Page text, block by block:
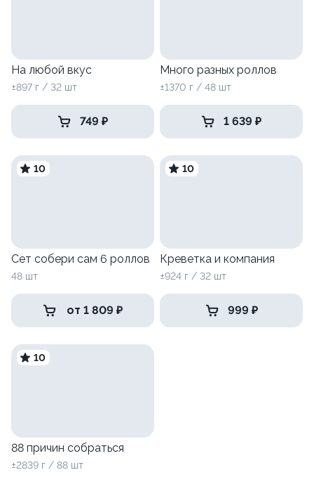
На любой вкус
±897 г / 32 шт
749 ₽
Много разных роллов
±1370 г / 48 шт
1 639 ₽
10
Сет собери сам 6 роллов
48 шт
от 1 809 ₽
10
Креветка и компания
±924 г / 32 шт
999 ₽
10
88 причин собраться
±2839 г / 88 шт